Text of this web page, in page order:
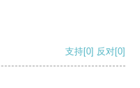
支持[0] 反对[0]